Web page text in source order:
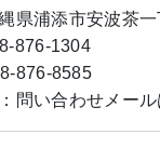
県浦添市安波茶
876-1304
876-8585
問い合わせメール